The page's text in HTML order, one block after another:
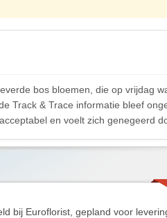
bos bloemen, die op vrijdag
Track & Trace informatie bleef
en voelt zich genegeerd
bij Euroflorist, gepland voor